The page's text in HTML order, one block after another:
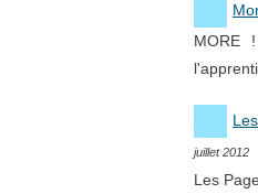
MORE
juillet 2012
Les